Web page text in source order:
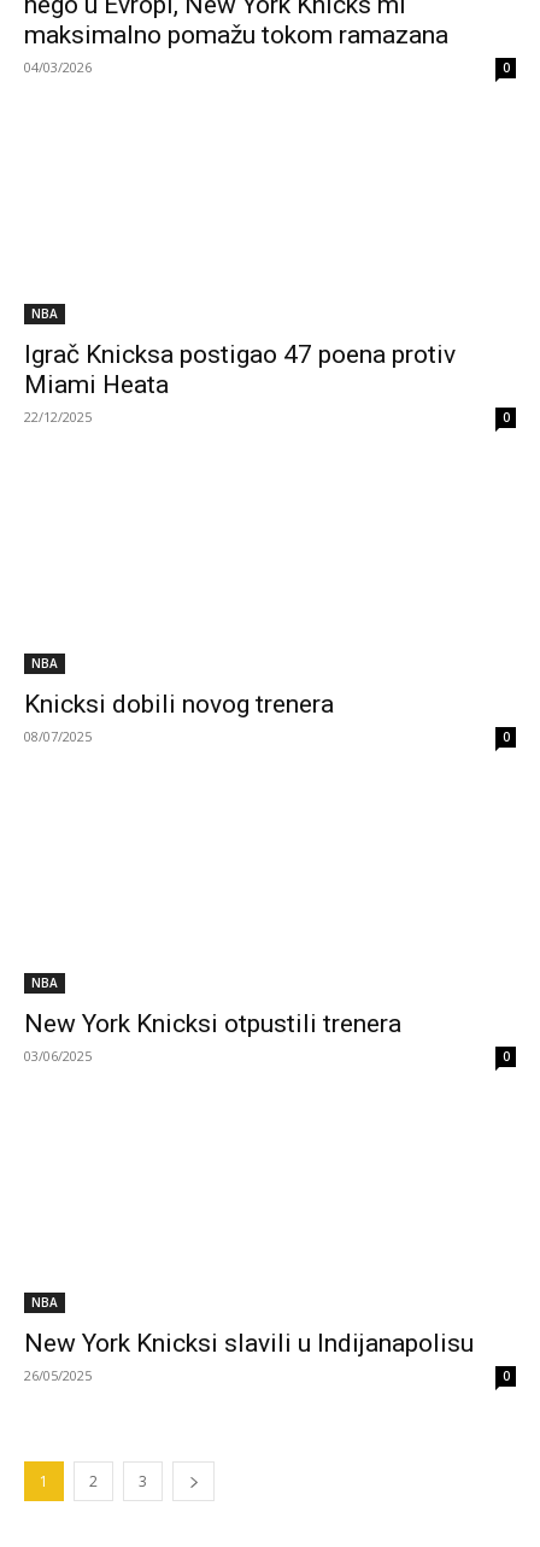
maksimalno pomažu tokom ramazana
04/03/2026 0
NBA
Igrač Knicksa postigao 47 poena protiv
Miami Heata
22/12/2025 0
NBA
Knicksi dobili novog trenera
08/07/2025 0
NBA
New York Knicksi otpustili trenera
03/06/2025 0
NBA
New York Knicksi slavili u Indijanapolisu
26/05/2025 0
1 2 3